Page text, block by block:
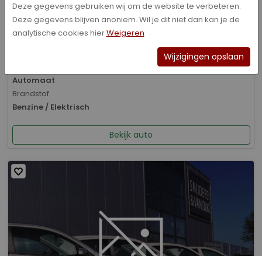
Bouwjaar
01-2026
Kilometerstand
Automaat
Brandstof
Benzine / Elektrisch
Bekijk auto
Deze gegevens gebruiken wij om de website te verbeteren.
Deze gegevens blijven anoniem. Wil je dit niet dan kan je de
analytische cookies hierWeigeren
Wijzigingen opslaan